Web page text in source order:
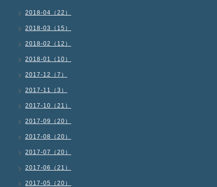
2018-04（22）
2018-03（15）
2018-02（12）
2018-01（10）
2017-12（7）
2017-11（3）
2017-10（21）
2017-09（20）
2017-08（20）
2017-07（20）
2017-06（21）
2017-05（20）